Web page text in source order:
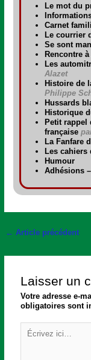
Le mot du
Carnet
Le courrier
Se sont
Rencontre
Les
Alazet
Histoire de
Philippe
Hussards
Historique
Petit rappel
française
La Fanfare
Les cahiers
Humour
Adhésions
← Article précédent
Laisser un
Votre adresse e-
obligatoires sont
Écrivez
ici…